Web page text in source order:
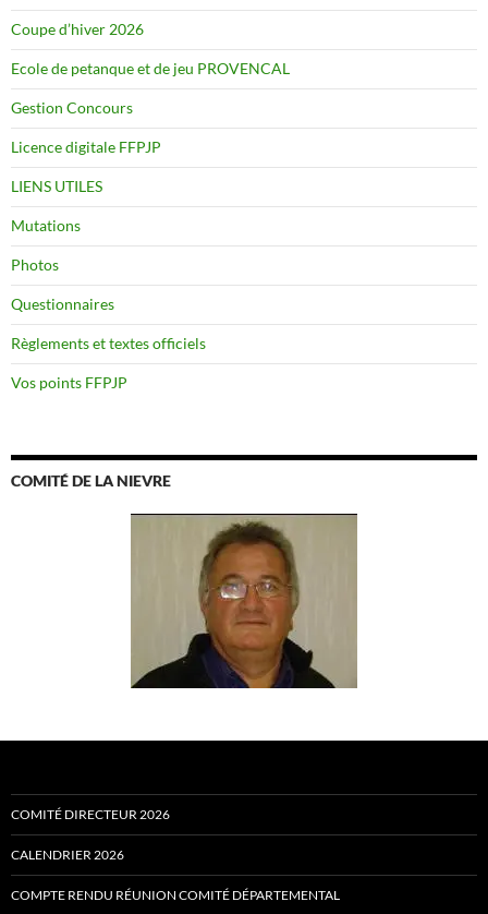
Coupe d’hiver 2026
Ecole de petanque et de jeu PROVENCAL
Gestion Concours
Licence digitale FFPJP
LIENS UTILES
Mutations
Photos
Questionnaires
Règlements et textes officiels
Vos points FFPJP
COMITÉ DE LA NIEVRE
COMITÉ DIRECTEUR 2026
CALENDRIER 2026
COMPTE RENDU RÉUNION COMITÉ DÉPARTEMENTAL